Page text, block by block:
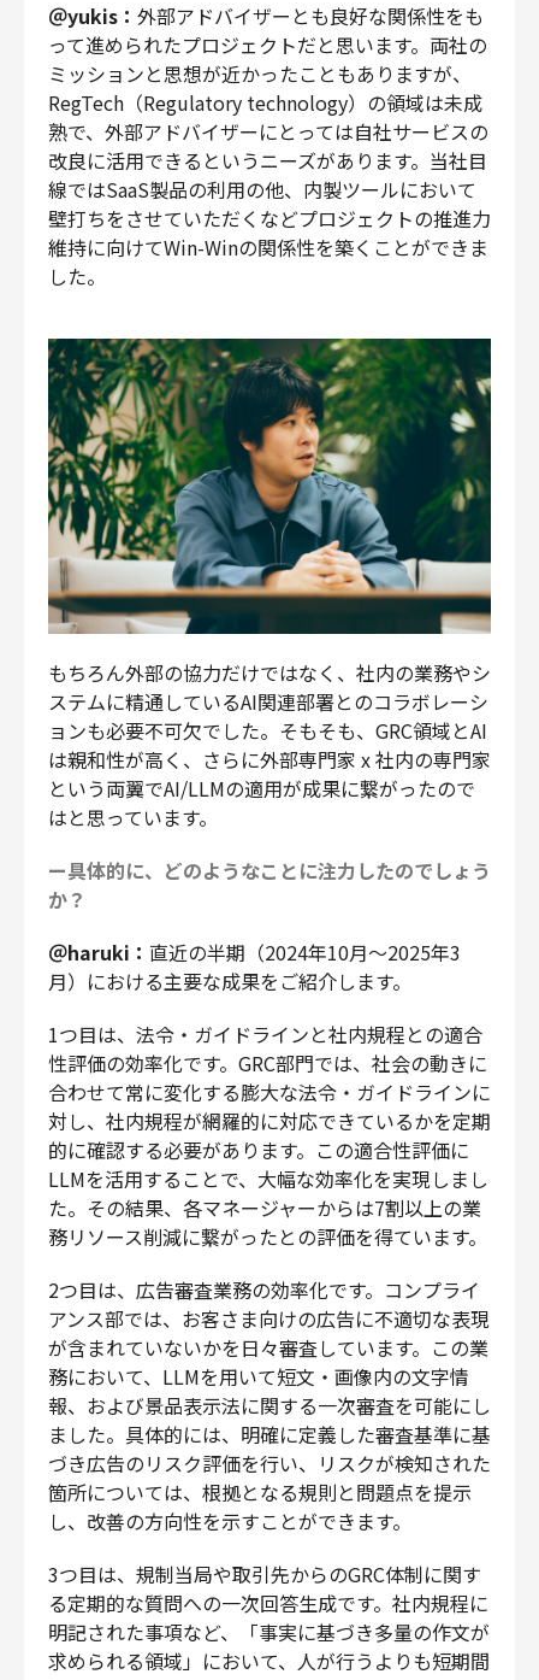
＠yukis： 外部アドバイザーとも良好な関係性をも
って進められたプロジェクトだと思います。両社の
ミッションと思想が近かったこともありますが、
RegTech（Regulatory technology）の領域は未成
熟で、外部アドバイザーにとっては自社サービスの
改良に活用できるというニーズがあります。当社目
線ではSaaS製品の利用の他、内製ツールにおいて
壁打ちをさせていただくなどプロジェクトの推進力
維持に向けてWin-Winの関係性を築くことができま
した。
もちろん外部の協力だけではなく、社内の業務やシ
ステムに精通しているAI関連部署とのコラボレーシ
ョンも必要不可欠でした。そもそも、GRC領域とAI
は親和性が高く、さらに外部専門家 x 社内の専門家
という両翼でAI/LLMの適用が成果に繋がったので
はと思っています。
ー具体的に、どのようなことに注力したのでしょう
か？
＠haruki： 直近の半期（2024年10月～2025年3
月）における主要な成果をご紹介します。
1つ目は、法令・ガイドラインと社内規程との適合
性評価の効率化です。GRC部門では、社会の動きに
合わせて常に変化する膨大な法令・ガイドラインに
対し、社内規程が網羅的に対応できているかを定期
的に確認する必要があります。この適合性評価に
LLMを活用することで、大幅な効率化を実現しまし
た。その結果、各マネージャーからは7割以上の業
務リソース削減に繋がったとの評価を得ています。
2つ目は、広告審査業務の効率化です。コンプライ
アンス部では、お客さま向けの広告に不適切な表現
が含まれていないかを日々審査しています。この業
務において、LLMを用いて短文・画像内の文字情
報、および景品表示法に関する一次審査を可能にし
ました。具体的には、明確に定義した審査基準に基
づき広告のリスク評価を行い、リスクが検知された
箇所については、根拠となる規則と問題点を提示
し、改善の方向性を示すことができます。
3つ目は、規制当局や取引先からのGRC体制に関す
る定期的な質問への一次回答生成です。社内規程に
明記された事項など、「事実に基づき多量の作文が
求められる領域」において、人が行うよりも短期間